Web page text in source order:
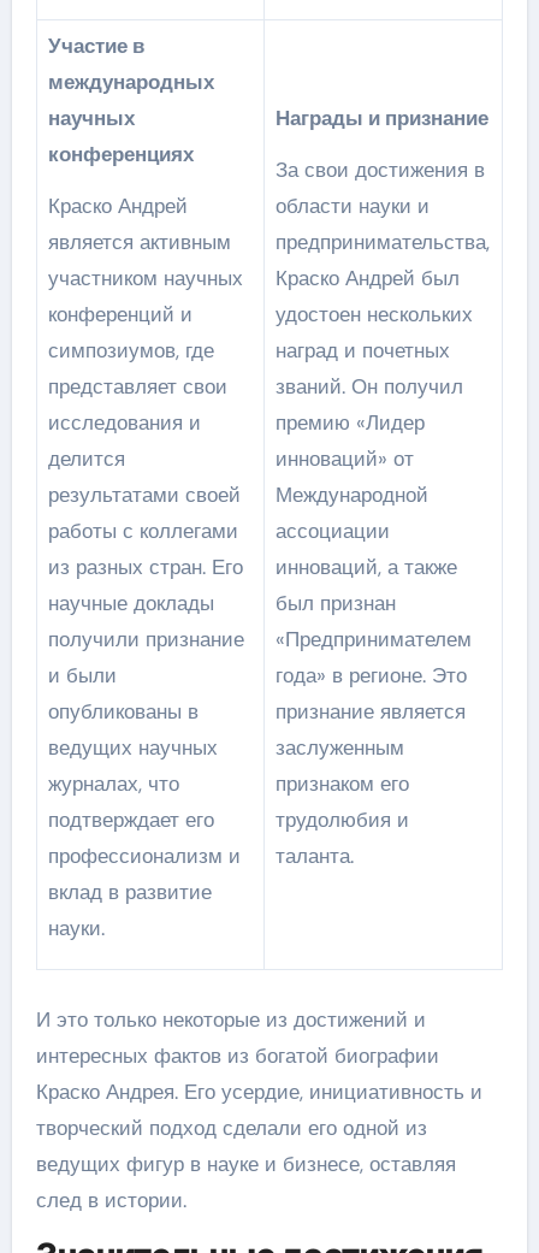
Участие в
международных
научных
конференциях
Краско Андрей
является активным
участником научных
конференций и
симпозиумов, где
представляет свои
исследования и
делится
результатами своей
работы с коллегами
из разных стран. Его
научные доклады
получили признание
и были
опубликованы в
ведущих научных
журналах, что
подтверждает его
профессионализм и
вклад в развитие
науки.
Награды и признание
За свои достижения в
области науки и
предпринимательства,
Краско Андрей был
удостоен нескольких
наград и почетных
званий. Он получил
премию «Лидер
инноваций» от
Международной
ассоциации
инноваций, а также
был признан
«Предпринимателем
года» в регионе. Это
признание является
заслуженным
признаком его
трудолюбия и
таланта.
И это только некоторые из достижений и
интересных фактов из богатой биографии
Краско Андрея. Его усердие, инициативность и
творческий подход сделали его одной из
ведущих фигур в науке и бизнесе, оставляя
след в истории.